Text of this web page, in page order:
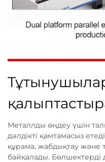
Металлды өңдеу үшін
дәлдікті қамтамасыз
құрама, жабдықтау және
байқалады. Бөлшектерді